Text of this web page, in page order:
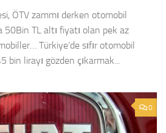
ÖTV zammı derken otomobil
50Bin TL altı fiyatı olan pek az
Türkiye’de sıfır otomobil
bin lirayı gözden çıkarmak...
0